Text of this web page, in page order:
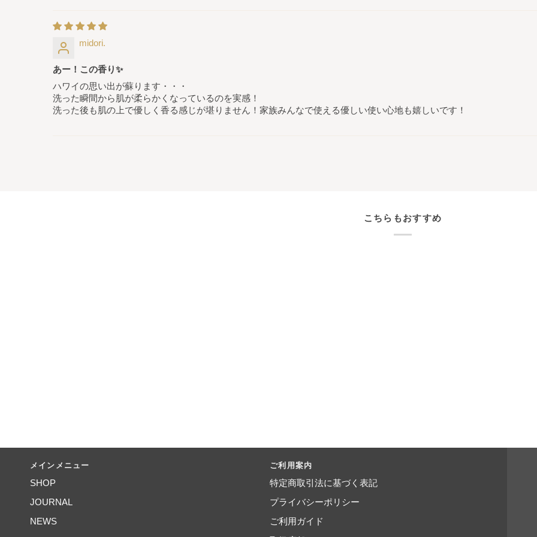
midori.
あー！この香り✨
ハワイの思い出が蘇ります・・・
洗った瞬間から肌が柔らかくなっているのを実感！
洗った後も肌の上で優しく香る感じが堪りません！家族みんなで使える優しい使い心地も嬉しいです！
こちらもおすすめ
メインメニュー
SHOP
JOURNAL
NEWS
ご利用案内
特定商取引法に基づく表記
プライバシーポリシー
ご利用ガイド